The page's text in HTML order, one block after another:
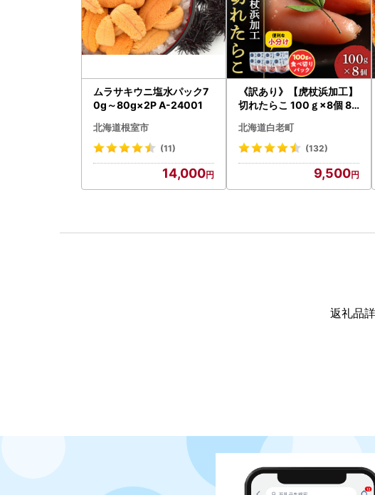
ムラサキウニ塩水パック7
0g～80g×2P A-24001
北海道根室市
(11)
14,000
《訳あり》【虎杖浜加工】
切れたらこ 100ｇ×8個 80
北海道白老町
(132)
9,500
返礼品